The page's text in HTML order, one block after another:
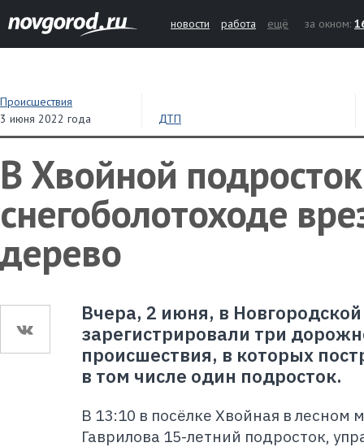
новости работа ещё за окном:
Происшествия
3 июня 2022 года
ДТП
В Хвойной
снегоболотоходе
дерево
Вчера, 2 июня, в
зарегистрировали три
происшествия, в которых
в том числе один подросток.
В 13:10 в посёлке Хвойная в лесном
Гаврилова 15-летний подросток,